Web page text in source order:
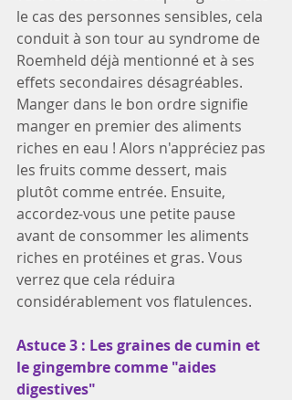
le cas des personnes sensibles, cela
conduit à son tour au syndrome de
Roemheld déjà mentionné et à ses
effets secondaires désagréables.
Manger dans le bon ordre signifie
manger en premier des aliments
riches en eau ! Alors n'appréciez pas
les fruits comme dessert, mais
plutôt comme entrée. Ensuite,
accordez-vous une petite pause
avant de consommer les aliments
riches en protéines et gras. Vous
verrez que cela réduira
considérablement vos flatulences.
Astuce 3 : Les graines de cumin et
le gingembre comme "aides
digestives"